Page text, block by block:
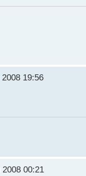
19:56
00:21